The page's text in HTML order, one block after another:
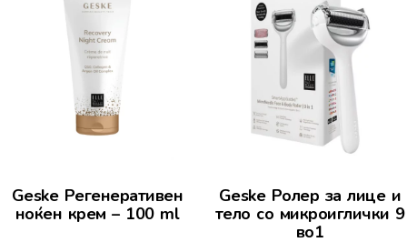
Geske Регенеративен
ноќен крем – 100 ml
Geske Ролер за лице и
тело со микроиглички 9
во1